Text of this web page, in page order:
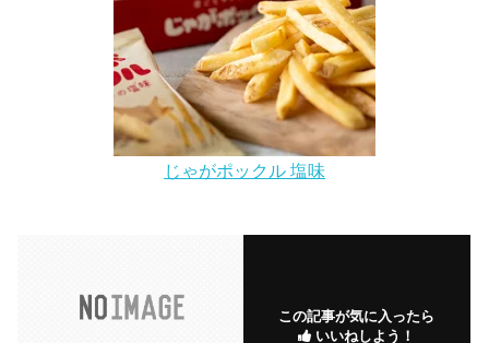
じゃがポックル 塩味
この記事が気に入ったら
いいねしよう！